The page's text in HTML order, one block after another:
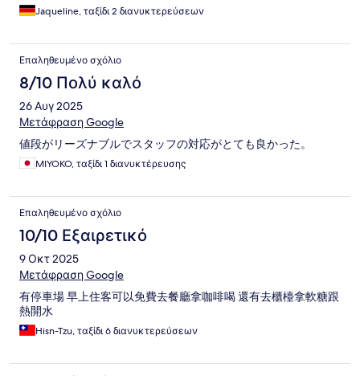
Jaqueline, ταξίδι 2 διανυκτερεύσεων
Επαληθευμένο σχόλιο
8/10 Πολύ καλό
26 Αυγ 2025
Μετάφραση Google
値段がリーズナブルでスタッフの対応がとても良かった。
MIYOKO, ταξίδι 1 διανυκτέρευσης
Επαληθευμένο σχόλιο
10/10 Εξαιρετικό
9 Οκτ 2025
Μετάφραση Google
有停車場 早上住客可以免費去餐廳拿咖啡喝 還有去櫃檯拿軟糖跟
熱開水
Hisn-Tzu, ταξίδι 6 διανυκτερεύσεων